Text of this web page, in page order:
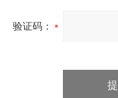
验证码：